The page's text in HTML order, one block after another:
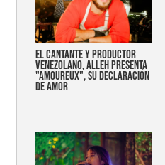
EL CANTANTE Y PRODUCTOR
VENEZOLANO, ALLEH PRESENTA
"AMOUREUX", SU DECLARACIÓN
DE AMOR